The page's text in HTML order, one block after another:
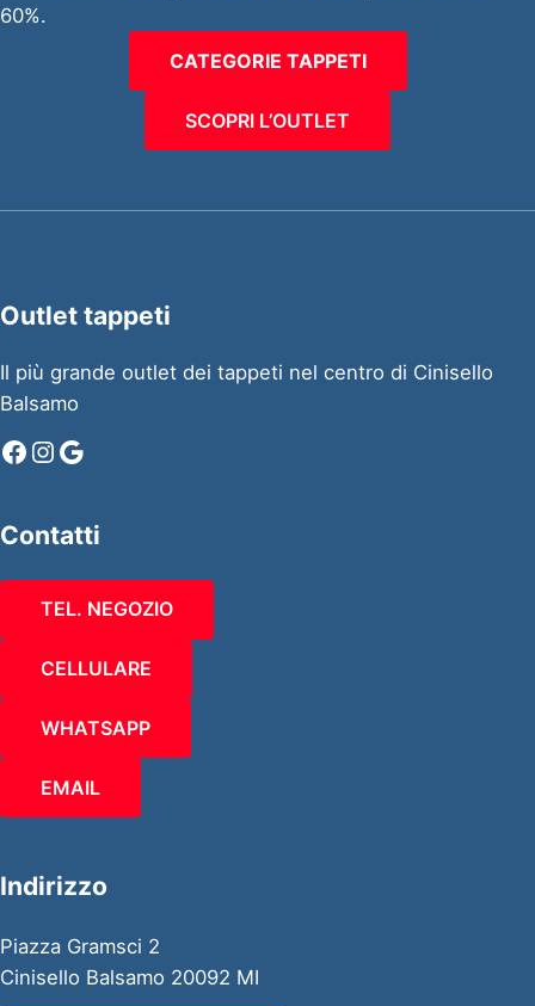
60%.
CATEGORIE TAPPETI
SCOPRI L’OUTLET
Outlet tappeti
Il più grande outlet dei tappeti nel centro di Cinisello
Balsamo
Facebook
Instagram
Google
Contatti
TEL. NEGOZIO
CELLULARE
WHATSAPP
EMAIL
Indirizzo
Piazza Gramsci 2
Cinisello Balsamo 20092 MI